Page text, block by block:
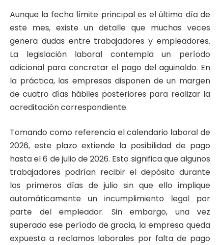
Aunque la fecha límite principal es el último día de
este mes, existe un detalle que muchas veces
genera dudas entre trabajadores y empleadores.
La legislación laboral contempla un período
adicional para concretar el pago del aguinaldo. En
la práctica, las empresas disponen de un margen
de cuatro días hábiles posteriores para realizar la
acreditación correspondiente.
Tomando como referencia el calendario laboral de
2026, este plazo extiende la posibilidad de pago
hasta el 6 de julio de 2026. Esto significa que algunos
trabajadores podrían recibir el depósito durante
los primeros días de julio sin que ello implique
automáticamente un incumplimiento legal por
parte del empleador. Sin embargo, una vez
superado ese período de gracia, la empresa queda
expuesta a reclamos laborales por falta de pago